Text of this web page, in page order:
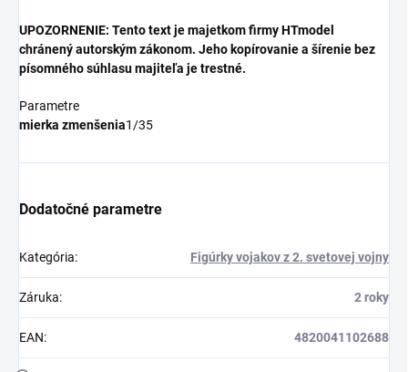
UPOZORNENIE: Tento text je majetkom firmy HTmodel
chránený autorským zákonom. Jeho kopírovanie a šírenie bez
písomného súhlasu majiteľa je trestné.
Parametre
mierka zmenšenia1/35
Dodatočné parametre
Kategória: Figúrky vojakov z 2. svetovej vojny
Záruka: 2 roky
EAN: 4820041102688